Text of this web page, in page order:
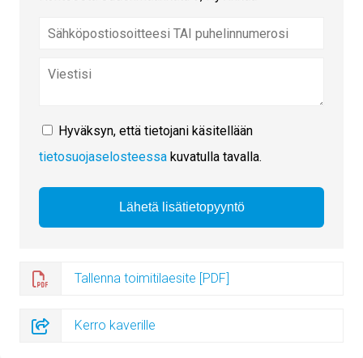
Hyväksyn, että tietojani käsitellään
tietosuojaselosteessa kuvatulla tavalla.
Tallenna toimitilaesite [PDF]
Kerro kaverille